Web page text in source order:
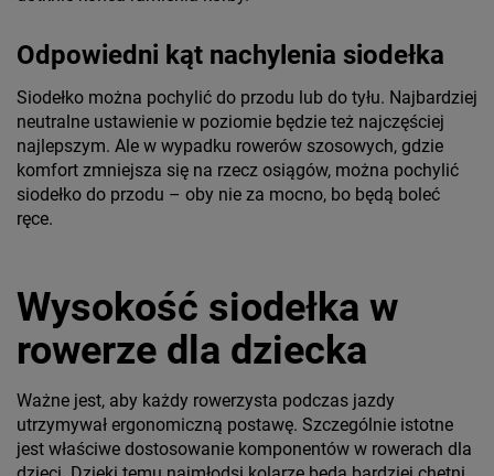
Odpowiedni kąt nachylenia siodełka
Siodełko można pochylić do przodu lub do tyłu. Najbardziej
neutralne ustawienie w poziomie będzie też najczęściej
najlepszym. Ale w wypadku rowerów szosowych, gdzie
komfort zmniejsza się na rzecz osiągów, można pochylić
siodełko do przodu – oby nie za mocno, bo będą boleć
ręce.
Wysokość siodełka w
rowerze dla dziecka
Ważne jest, aby każdy rowerzysta podczas jazdy
utrzymywał ergonomiczną postawę. Szczególnie istotne
jest właściwe dostosowanie komponentów w rowerach dla